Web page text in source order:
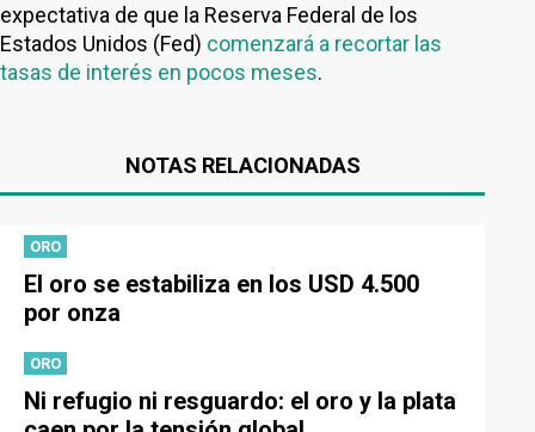
expectativa de que la Reserva Federal de los
Estados Unidos (Fed) comenzará a recortar las
tasas de interés en pocos meses.
NOTAS RELACIONADAS
ORO
El oro se estabiliza en los USD 4.500
por onza
ORO
Ni refugio ni resguardo: el oro y la plata